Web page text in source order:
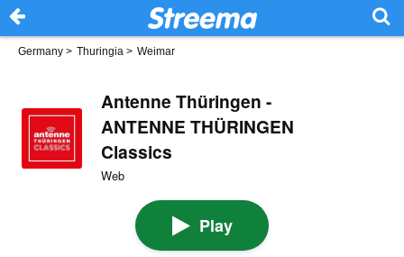
Germany > Thuringia > Weimar
Antenne Thüringen -
ANTENNE THÜRINGEN
Classics
Web
Play